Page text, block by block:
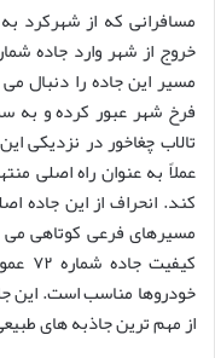
مسافرانی که از شهرکرد
فرخ شهر عبور کرده و به
عملاً به عنوان راه اصلی
کند. انحراف از این جاده
مسیرهای فرعی کوتاهی
خودروها مناسب است. این
از مهم ترین جاذبه های